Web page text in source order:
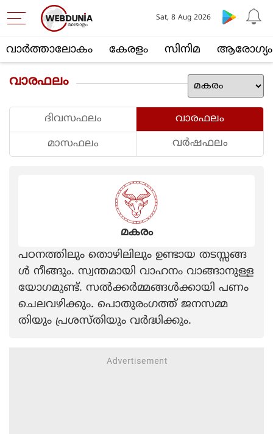
വാര്‍ത്താലോകം കേരളം സിനിമ ആരോഗ്യം
Sat, 8 Aug 2026
വാരഫലം
ദിവസഫലം
വാരഫലം
മാസഫലം
വര്‍ഷഫലം
മകരം
പഠനത്തിലും തൊഴിലിലും ഉണ്ടായ തടസ്സങ്ങ
ൾ നീങ്ങും. സ്വന്തമായി വാഹനം വാങ്ങാനുള്ള
യോഗമുണ്ട്. സൽക്കർമ്മങ്ങൾക്കായി പണം
ചെലവഴിക്കും. പൊതുരംഗത്ത് ജനസമ്മ
തിയും പ്രശസ്തിയും വർദ്ധിക്കും.